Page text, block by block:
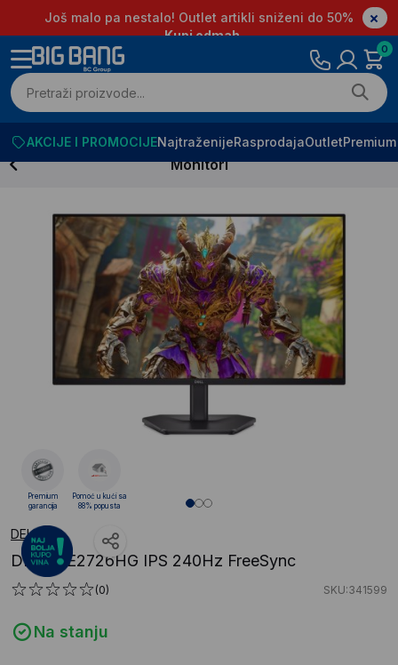
Još malo pa nestalo! Outlet artikli sniženi do 50%
Kupi odmah
0
AKCIJE I PROMOCIJENajtraženijeRasprodajaOutlet
Monitori
DELL
DELL SE2726HG IPS 240Hz FreeSync
(0) SKU:341599
Na stanju
Premium
garancija
Pomoć u kući sa
88% popusta